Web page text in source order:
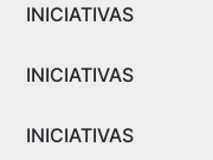
INICIATIVAS
INICIATIVAS
INICIATIVAS